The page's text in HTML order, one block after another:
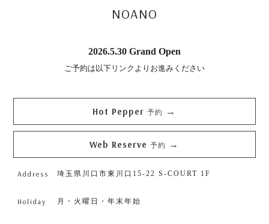
NOANO
2026.5.30 Grand Open
ご予約は以下リンクよりお進みください
Hot Pepper 予約 →
Web Reserve 予約 →
Address 埼玉県川口市東川口15-22 S-COURT 1F
Holiday 月・火曜日・年末年始